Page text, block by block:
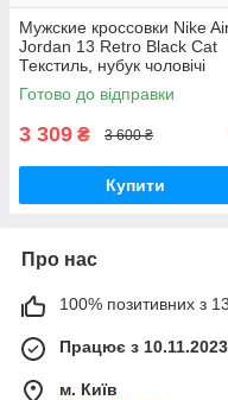
Мужские кроссовки Nike
Jordan 13 Retro Black Cat
Текстиль, нубук чоловічі
кросівки Nike
Готово до відправки
3 309 ₴ 3 600 ₴
Купити
Про нас
100% позитивних з
Працює з 10.11.2023
м. Київ